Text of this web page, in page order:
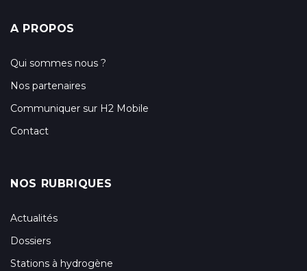
A PROPOS
Qui sommes nous ?
Nos partenaires
Communiquer sur H2 Mobile
Contact
NOS RUBRIQUES
Actualités
Dossiers
Stations à hydrogène